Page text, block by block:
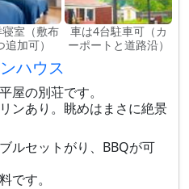
室（敷布
加可）
車は4台駐車可（カ
ーポートと道路沿）
ハウス
屋の別荘です。
ンあり。眺めはまさに絶景
ルセットがり、BBQが可
です。